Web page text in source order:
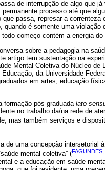
de interrupção de algo que
processo até que
que passa, represar a
quando é somente uma
todo começo contém a energia
sobre a pedagogia na
artigo tem sustentação na
Mental Coletiva do Núcleo
da Universidade
em artes, educação
formação pós-graduada lato
no trabalho da/na rede de
mas também serviços e
de uma concepção intersetorial
mental coletiva” (
e a educação em saúde